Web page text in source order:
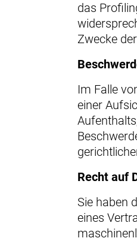
das
Zwecke
Im Falle
einer
Recht auf
Sie haben
eines